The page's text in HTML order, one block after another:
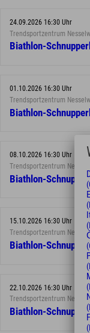
24.09.2026 16:30 Uhr
Trendsportzentrum
Biathlon-
01.10.2026 16:30 Uhr
Trendsportzentrum
Biathlon-
08.10.2026 16:30 Uhr
Trendsportzentrum
Biathlon-
15.10.2026 16:30 Uhr
Trendsportzentrum
Biathlon-
22.10.2026 16:30 Uhr
Trendsportzentrum
Biathlon-